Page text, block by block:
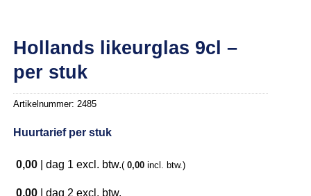
Hollands likeurglas 9cl –
per stuk
Artikelnummer:2485
Huurtarief per stuk
0,00 |dag 1 excl. btw.( 0,00 incl. btw.)
0,00 |dag 2 excl. btw.